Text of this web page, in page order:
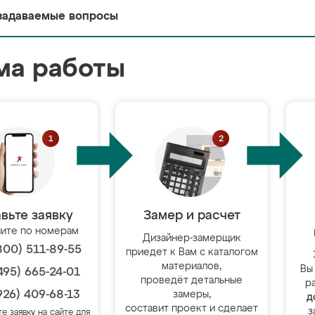
вопросы
работы
заявку
по номерам
511-89-55
665-24-01
409-68-13
заявку на сайте для
Замер и расчет
Дизайнер-замерщик
приедет к Вам с каталогом
материалов,
проведёт детальные
замеры,
составит проект и сделает
Вы